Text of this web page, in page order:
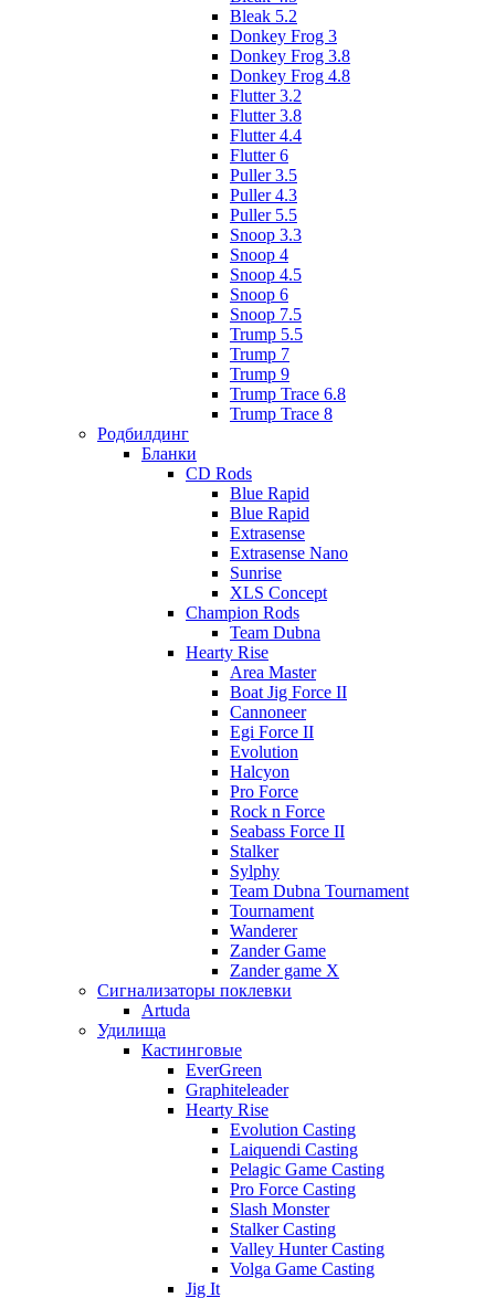
Bleak 5.2
Donkey Frog 3
Donkey Frog 3.8
Donkey Frog 4.8
Flutter 3.2
Flutter 3.8
Flutter 4.4
Flutter 6
Puller 3.5
Puller 4.3
Puller 5.5
Snoop 3.3
Snoop 4
Snoop 4.5
Snoop 6
Snoop 7.5
Trump 5.5
Trump 7
Trump 9
Trump Trace 6.8
Trump Trace 8
Родбилдинг
Бланки
CD Rods
Blue Rapid
Blue Rapid
Extrasense
Extrasense Nano
Sunrise
XLS Concept
Champion Rods
Team Dubna
Hearty Rise
Area Master
Boat Jig Force II
Cannoneer
Egi Force II
Evolution
Halcyon
Pro Force
Rock n Force
Seabass Force II
Stalker
Sylphy
Team Dubna Tournament
Tournament
Wanderer
Zander Game
Zander game X
Сигнализаторы поклевки
Artuda
Удилища
Кастинговые
EverGreen
Graphiteleader
Hearty Rise
Evolution Casting
Laiquendi Casting
Pelagic Game Casting
Pro Force Casting
Slash Monster
Stalker Casting
Valley Hunter Casting
Volga Game Casting
Jig It